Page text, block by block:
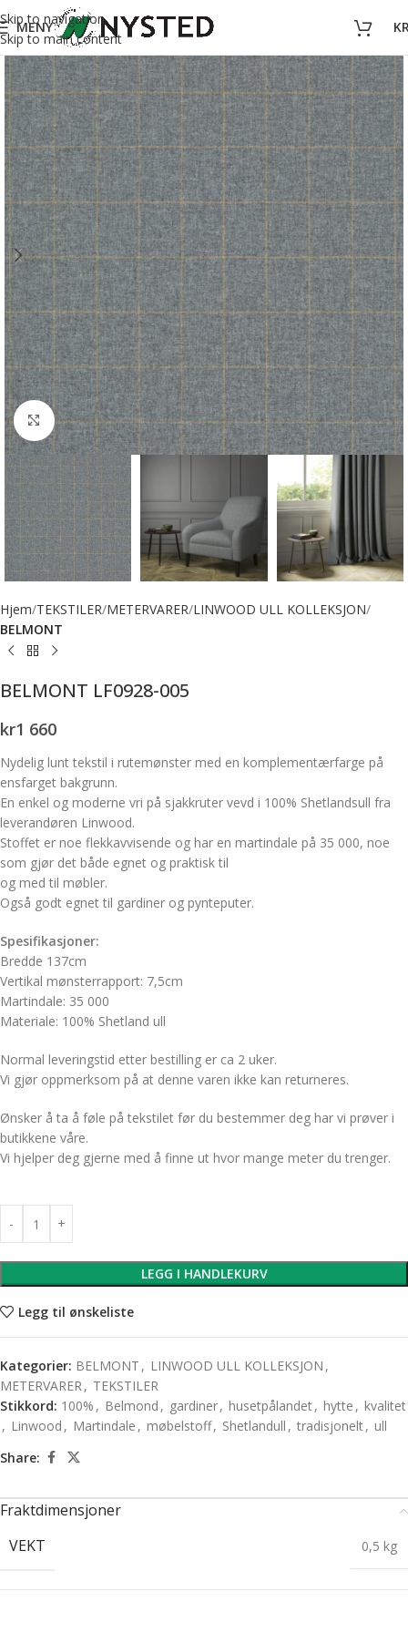
Skip to navigation
Skip to main content
MENY
Forstørr bilde
Hjem TEKSTILER METERVARER LINWOOD ULL KOLLEKSJON
BELMONT
BELMONT LF0928-005
kr1 660
Nydelig lunt tekstil i rutemønster med en komplementærfarge på
ensfarget bakgrunn.
En enkel og moderne vri på sjakkruter vevd i 100% Shetlandsull fra
leverandøren Linwood.
Stoffet er noe flekkavvisende og har en martindale på 35 000, noe
som gjør det både egnet og praktisk til
og med til møbler.
Også godt egnet til gardiner og pynteputer.
Spesifikasjoner:
Bredde 137cm
Vertikal mønsterrapport: 7,5cm
Martindale: 35 000
Materiale: 100% Shetland ull
Normal leveringstid etter bestilling er ca 2 uker.
Vi gjør oppmerksom på at denne varen ikke kan returneres.
Ønsker å ta å føle på tekstilet før du bestemmer deg har vi prøver i
butikkene våre.
Vi hjelper deg gjerne med å finne ut hvor mange meter du trenger.
LEGG I HANDLEKURV
Legg til ønskeliste
Kategorier: BELMONT , LINWOOD ULL KOLLEKSJON ,
METERVARER, TEKSTILER
Stikkord: 100% , Belmond , gardiner, husetpålandet, hytte , kvalitet
, Linwood , Martindale , møbelstoff, Shetlandull , tradisjonelt, ull
Share:
Fraktdimensjoner
VEKT
0,5 kg